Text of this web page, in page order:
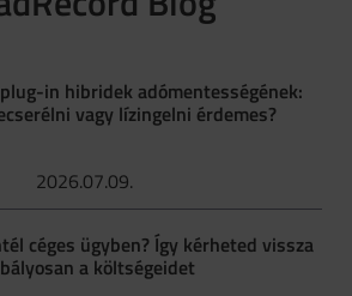
in hibridek adómentességének:
vagy lízingelni érdemes?
2026.07.09.
céges ügyben? Így kérheted vissza
a költségeidet